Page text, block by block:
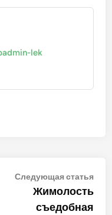
lek
Следующая статья
Жимолость
съедобная